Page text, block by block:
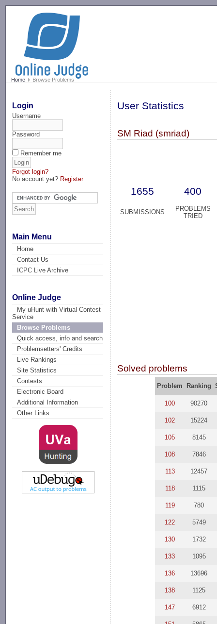
Home Browse Problems
Login
Username
Password
Remember me
Forgot login?
No account yet? Register
Main Menu
Home
Contact Us
ICPC Live Archive
Online Judge
My uHunt with Virtual Contest
Service
Browse Problems
Quick access, info and search
Problemsetters' Credits
Live Rankings
Site Statistics
Contests
Electronic Board
Additional Information
Other Links
User Statistics
SM Riad (smriad)
1655 400
SUBMISSIONS
PROBLEMS
TRIED
Solved problems
Problem Ranking
100 90270
102 15224
105 8145
108 7846
113 12457
118 1115
119 780
122 5749
130 1732
133 1095
136 13696
138 1125
147 6912